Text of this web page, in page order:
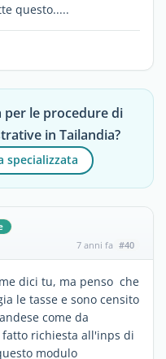
questo.....
per le procedure di
in Tailandia?
specializzata
7 anni fa #40
dici tu, ma penso che
le tasse e sono censito
come da
fatto richiesta all'inps di
modulo